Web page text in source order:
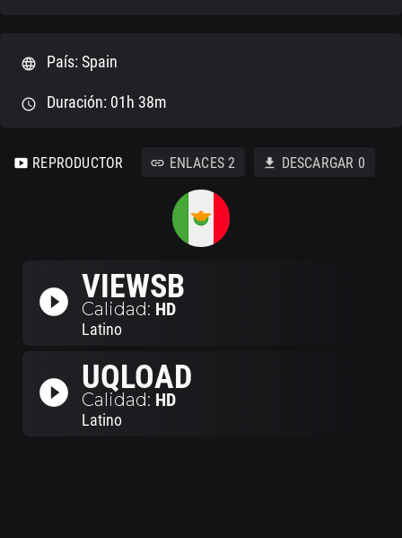
language País: Spain
schedule Duración: 01h 38m
smart_display REPRODUCTOR link ENLACES 2 download DESCARGAR 0
play_circle_filled VIEWSB
Calidad: HD
Latino
play_circle_filled UQLOAD
Calidad: HD
Latino